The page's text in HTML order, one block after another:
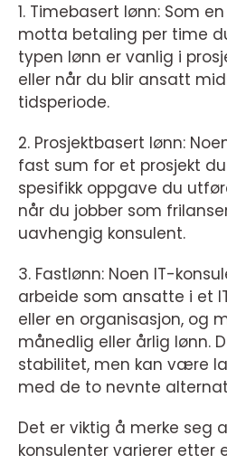
1. Timebasert lønn: Som
motta betaling per time
typen lønn er vanlig i
eller når du blir ansatt
tidsperiode.
2. Prosjektbasert lønn:
fast sum for et prosjekt
spesifikk oppgave du
når du jobber som
uavhengig konsulent.
3. Fastlønn: Noen IT-
arbeide som ansatte i et
eller en organisasjon, og
månedlig eller årlig lønn.
stabilitet, men kan være
med de to nevnte
Det er viktig å merke seg
konsulenter varierer etter